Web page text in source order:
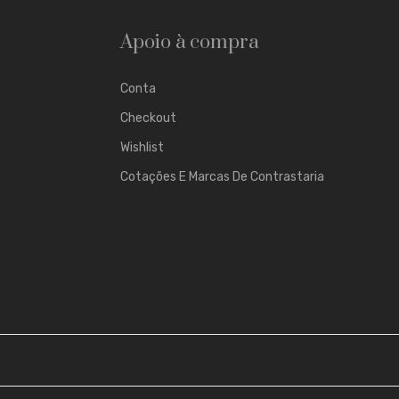
Apoio à compra
Conta
Checkout
Wishlist
Cotações E Marcas De Contrastaria